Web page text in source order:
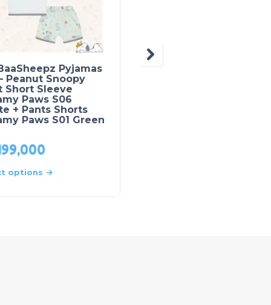
Pyjamas
Peanut Snoopy
Short Sleeve
Paws S06
+ Pants Shorts
Paws S01 Green
options
BaaBaaSheepz